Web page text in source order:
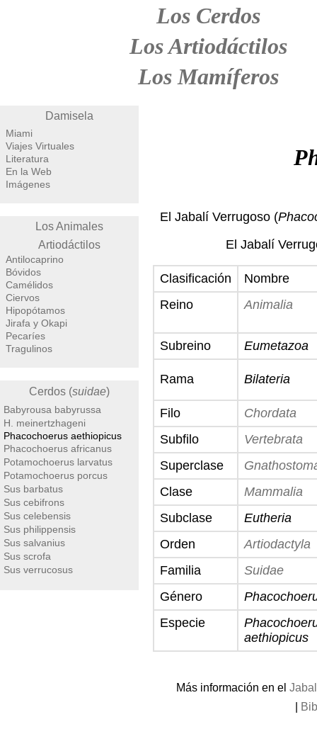
Los Cerdos
Los Artiodáctilos
Los Mamíferos
Damisela
Miami
Viajes Virtuales
Literatura
En la Web
Imágenes
Los Animales
Artiodáctilos
Antilocaprino
Bóvidos
Camélidos
Ciervos
Hipopótamos
Jirafa y Okapi
Pecaríes
Tragulinos
Cerdos (suidae)
Babyrousa babyrussa
H. meinertzhageni
Phacochoerus aethiopicus
Phacochoerus africanus
Potamochoerus larvatus
Potamochoerus porcus
Sus barbatus
Sus cebifrons
Sus celebensis
Sus philippensis
Sus salvanius
Sus scrofa
Sus verrucosus
El Jabalí Verrugoso (
El Jabalí
Clasificación
Nombre
Reino
Animalia
Subreino Eumetazoa
Rama Bilateria
Filo
Chordata
Subfilo
Vertebrata
Superclase
Clase
Mammalia
Subclase
Eutheria
Orden
Artiodactyla
Familia
Suidae
Género
Especie
aethiopicus
Más información en el